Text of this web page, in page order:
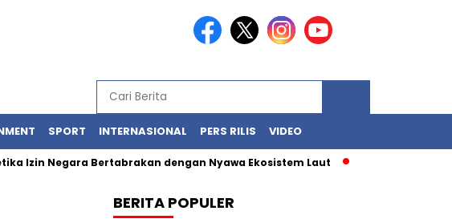
SPORT INTERNASIONAL PERS RILIS VIDEO
Bertabrakan dengan Nyawa Ekosistem Laut Limbah Merah di
BERITA POPULER